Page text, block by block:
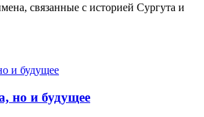
связанные с историей Сургута и
но и будущее